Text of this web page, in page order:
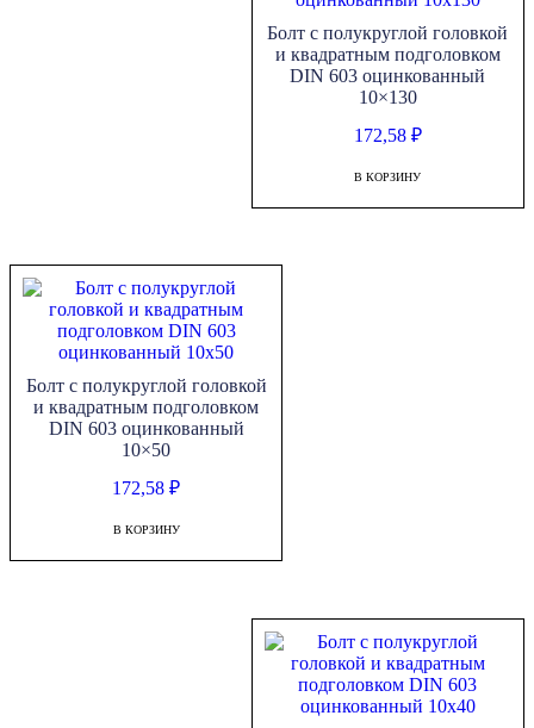
Болт с полукруглой головкой
и квадратным подголовком
DIN 603 оцинкованный
10×130
172,58 ₽
В КОРЗИНУ
Болт с полукруглой головкой
и квадратным подголовком
DIN 603 оцинкованный
10×50
172,58₽
В КОРЗИНУ